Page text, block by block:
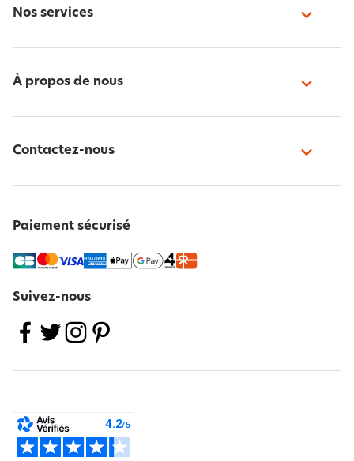
Nos services
À propos de nous
Contactez-nous
Paiement sécurisé
Suivez-nous